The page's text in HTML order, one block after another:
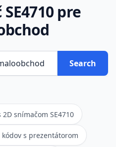
pre
Search
snímačom SE4710
s prezentátorom